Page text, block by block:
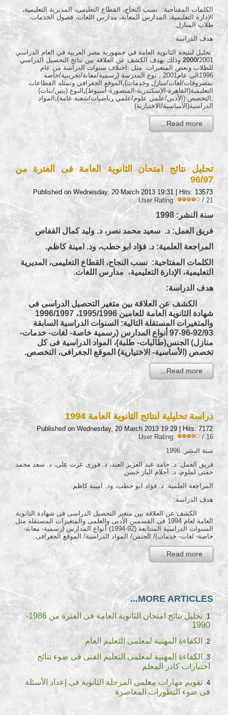
الكلمات المفتاحية: نسب النجاح، القطاع التعليمى، المديرية التعليمية،
الإدارة التعليمية، المدارس المعانة، مدارس اللغات، فصول الخدمات،
طلاب المنازل.
هدف الدراسة :
تحليل لنتيجة الثانوية العامة في جمهورية مصر العربية في العام الدراسي
2000/ 2001 وذلك بهدف الكشف عن العلاقة بين نتائج التحصيل الدراسي
للطلاب وبعض المتغيرات مثل :اختلاف سنوات الدراسة من عام
1996الي عام2001 , نوع المدرسة (رسمية/معانة/تجريبية/خاصة
بمصروفات/لغات/منازل وخدمات), الموقع الجغرافي وتمثله القطاعات
التعليمية(القاهرة-الإسكندرية-المنصورة-أسيوط), النوع (بنين/بنات)
,التخصص (الأدبي/علمي علوم/علمي رياضيات/شعبة عامة), المواد
الدراسية(الأساسية/الاختيارية)
Read more...
تحليل نتائج امتحان الثانوية العامة فى الفترة من
96/97
Published on Wednesday, 20 March 2013 19:31
| Hits: 13573
User Rating:
/ 21
سنة النشر: 1998
فريق العمل: د. سعيد محمد نصر، د. وليد كمال القفاص
المراجعة العلمية: د. فؤاد ابو حطب، ود. امينة كاظم.
الكلمات المفتاحية: نسب النجاح، القطاع التعليمى، المديرية
التعليمية، الإدارة التعليمية، مدارس اللغات.
هدف الدراسة:
الكشف عن العلاقة بين متغير التحصيل الدراسى فى
شهادة الثانوية العامة للعامين 1995/1996، 1996/1997
والمتغيرات المستقلة التالية: السنوات الدراسية السابقة
92/93-96-97 أنواع المدارس (رسمية خاصة- لغات- خدمات-
منازل) الجنس(طالبات- طلبة)، المواد الدراسية فى كل
تخصص (الأساسية- الاختيارية) الموقع الجغرافى، التخصص.
Read more...
دراسة تحليلية لنتائج الثانوية العامة 1994
Published on Wednesday, 20 March 2013 19:29| Hits: 7172
User Rating:
/ 16
سنة النشر: 1996
فريق العمل: د. حامد عبد العزيز العبد، د. فوزى عزت على، د. سعد محمد
حفنى لملوم، د. أحلام الباز حسن
المراجعة العلمية: د. فؤاد ابو حطب، ود. امينة كاظم.
هدف الدراسة:
الكشف عن العلاقة بين متغير التحصيل الدراسى فى شهادة الثانوية
العامة لعام 1994 فى القسمين الأدبى والعلمى والمتغيرات المستقلة مثل
السنوات الدراسية المتتابعة (92-1994) أنواع المدارس (رسمية- معانة-
خاصة- لغات- خدمات)/ الجنس/ المواد الدراسية/ الموقع الجغرافى.
Read more...
MORE ARTICLES...
تحليل نتائج امتحان الثانوية العامة فى الفترة من 1986-
1990
الكفاءة المهنية لمعلمى التعليم العام
الكفاءة المهنية لمعلمى التعليم الفنى فى ضوء نتائج
اختبارات كادر المعلم
تقويم مهارات معلمى المرحلة الثانوية فى إعداد الأسئلة
فى ضوء التطورات المعاصرة